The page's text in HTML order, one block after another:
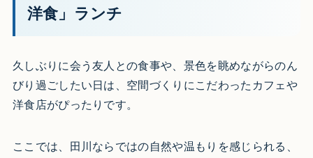
洋食」ランチ
久しぶりに会う友人との食事や、景色を眺めながらのん
びり過ごしたい日は、空間づくりにこだわったカフェや
洋食店がぴったりです。
ここでは、田川ならではの自然や温もりを感じられる、